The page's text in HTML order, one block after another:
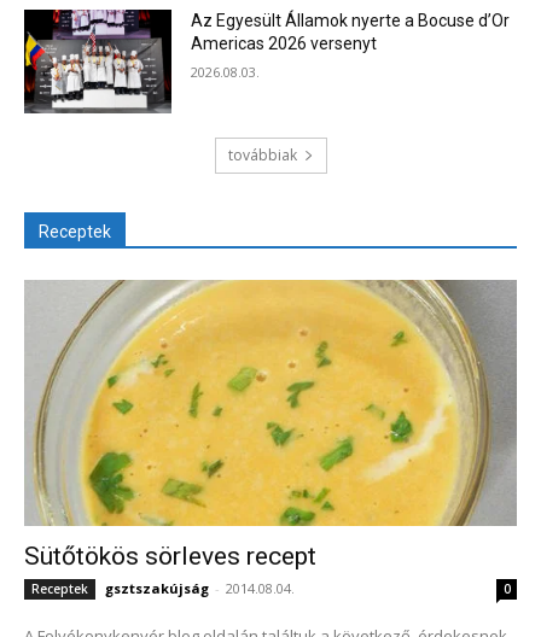
Az Egyesült Államok nyerte a Bocuse d’Or
Americas 2026 versenyt
2026.08.03.
továbbiak
Receptek
Sütőtökös sörleves recept
Receptek gsztszakújság - 2014.08.04. 0